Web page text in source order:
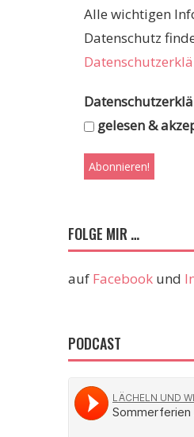
Alle wichtigen
Datenschutz
gelesen &
FOLGE MIR …
auf Facebook und
PODCAST